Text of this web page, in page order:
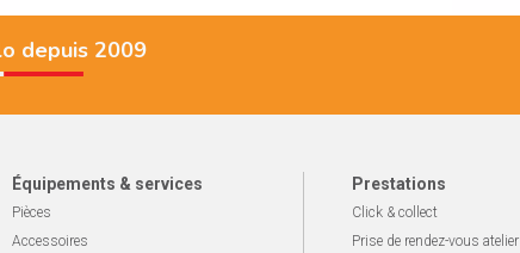
depuis 2009
Équipements & services
Pièces
Accessoires
Prestations
Click & collect
Prise de rendez-vous atelier